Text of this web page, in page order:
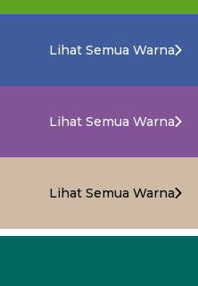
Lihat Semua Warna
Lihat Semua Warna
Lihat Semua Warna